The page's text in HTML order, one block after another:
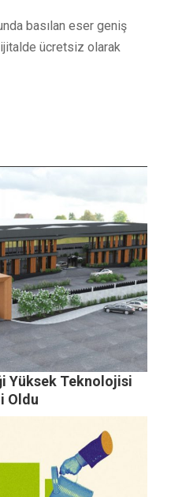
basılan eser geniş
ücretsiz olarak
Yüksek Teknolojisi
Oldu